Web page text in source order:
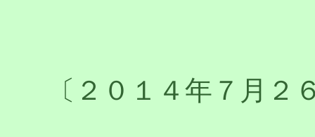
〔２０１４年７月